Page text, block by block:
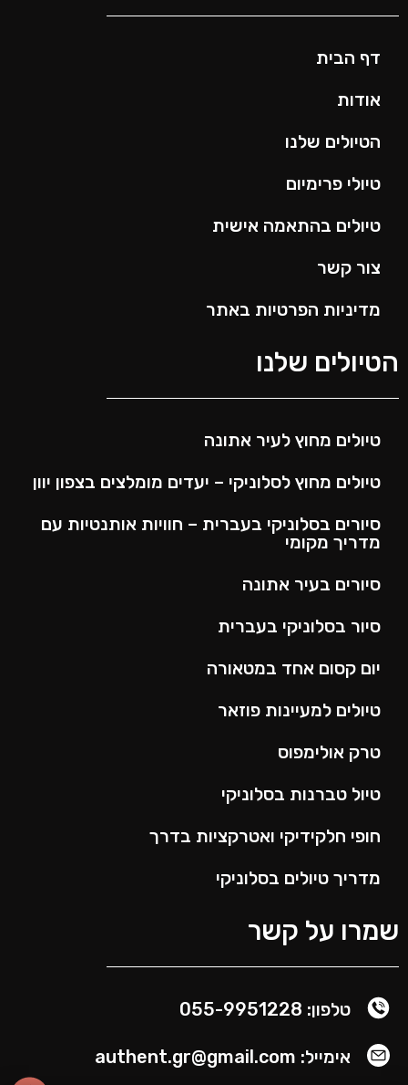
דף הבית
אודות
הטיולים שלנו
טיולי פרימיום
טיולים בהתאמה אישית
צור קשר
מדיניות הפרטיות באתר
הטיולים שלנו
טיולים מחוץ לעיר אתונה
טיולים מחוץ לסלוניקי – יעדים מומלצים בצפון יוון
סיורים בסלוניקי בעברית – חוויות אותנטיות עם
מדריך מקומי
סיורים בעיר אתונה
סיור בסלוניקי בעברית
יום קסום אחד במטאורה
טיולים למעיינות פוזאר
טרק אולימפוס
טיול טברנות בסלוניקי
חופי חלקידיקי ואטרקציות בדרך
מדריך טיולים בסלוניקי
שמרו על קשר
טלפון: 055-9951228
אימייל: authent.gr@gmail.com